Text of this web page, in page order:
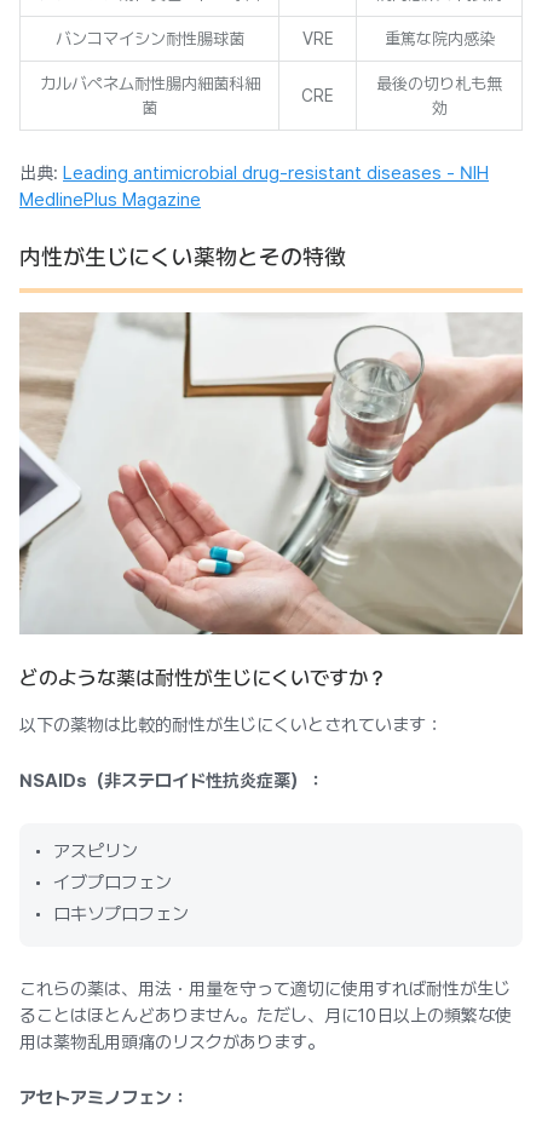
バンコマイシン耐性腸球菌 VRE 重篤な院内感染
カルバペネム耐性腸内細菌科細
菌
CRE
最後の切り札も無
効
出典: Leading antimicrobial drug-resistant diseases - NIH
MedlinePlus Magazine
内性が生じにくい薬物とその特徴
どのような薬は耐性が生じにくいですか？
以下の薬物は比較的耐性が生じにくいとされています：
NSAIDs（非ステロイド性抗炎症薬）：
アスピリン
イブプロフェン
ロキソプロフェン
これらの薬は、用法・用量を守って適切に使用すれば耐性が生じ
ることはほとんどありません。ただし、月に10日以上の頻繁な使
用は薬物乱用頭痛のリスクがあります。
アセトアミノフェン：